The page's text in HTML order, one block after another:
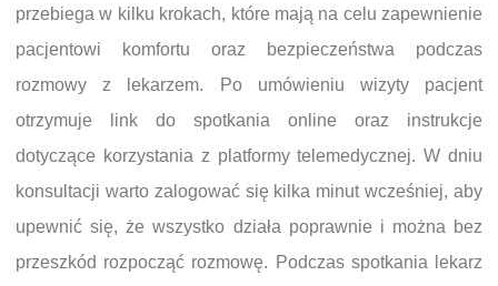
przebiega w kilku krokach, które mają na celu zapewnienie
pacjentowi komfortu oraz bezpieczeństwa podczas
rozmowy z lekarzem. Po umówieniu wizyty pacjent
otrzymuje link do spotkania online oraz instrukcje
dotyczące korzystania z platformy telemedycznej. W dniu
konsultacji warto zalogować się kilka minut wcześniej, aby
upewnić się, że wszystko działa poprawnie i można bez
przeszkód rozpocząć rozmowę. Podczas spotkania lekarz